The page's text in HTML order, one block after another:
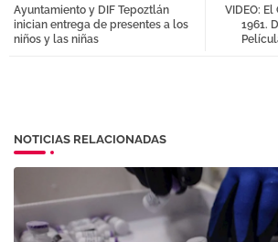
atsa
VIDEO:
1961.
Ayuntamiento y DIF Tepoztlán
inician entrega de presentes a los
niños y las niñas
NOTICIAS RELACIONADAS